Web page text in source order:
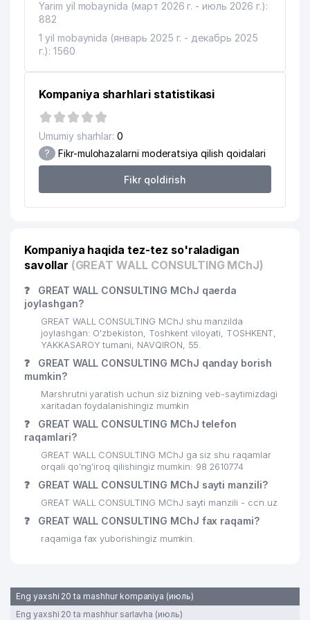
17
18 ELEKTRTARMOQQURILISH AJ
M.ULUG'BEK NOMLI TOSHKENT
XALQARO MAKTABI
21
ТАШКЕНТСКОЕ ГОРОДСКОЕ
ТЕРРИТОРИАЛЬНОЕ
ЭКСПЛУАТАЦИОННОЕ BIRLASHMASI
626 м
22 ART VITRAJ MChJ 642 м
24 DIAMOND TOURS MChJ 660 м
25
JET'AIME CLASSIC XUSUSIY
KORXONASI
26 ANTI-KORROZIYA SERVICE MChJ 699 м
27 ORKHIDEYEVS MChJ 718 м
28
SANOAT INSTITUTI
719 м
29 TASHELEKTRONIK MChJ
30 VET-PROFI MChJ 735 м
31 GARANT TRAVEL MChJ 738 м
32 PREMIUM COFFEE PROJECT MChJ 742 м
PROMOTION MChJ
35
INTERNATIONAL LOGISTIC SERVICE
MChJ
Yarim yil mobaynida (март 2026 г. - июль 2026 г.):
882
1 yil mobaynida (январь 2025 г. - декабрь 2025
г.): 1560
Kompaniya sharhlari statistikasi
Umumiy sharhlar: 0
? Fikr-mulohazalarni moderatsiya qilish qoidalari
Fikr qoldirish
Kompaniya haqida tez-tez so'raladigan
savollar (GREAT WALL CONSULTING MChJ)
❓
GREAT WALL CONSULTING MChJ qaerda
joylashgan?
GREAT WALL CONSULTING MChJ shu manzilda
joylashgan: O'zbekiston, Toshkent viloyati, TOSHKENT,
YAKKASAROY tumani, NAVQIRON, 55.
❓
GREAT WALL CONSULTING MChJ qanday borish
mumkin?
Marshrutni yaratish uchun siz bizning veb-saytimizdagi
xaritadan foydalanishingiz mumkin
❓
GREAT WALL CONSULTING MChJ telefon
raqamlari?
GREAT WALL CONSULTING MChJ ga siz shu raqamlar
orqali qo’ng’iroq qilishingiz mumkin: 98 2610774
❓ GREAT WALL CONSULTING MChJ sayti manzili?
GREAT WALL CONSULTING MChJ sayti manzili - ccn.uz
❓ GREAT WALL CONSULTING MChJ fax raqami?
raqamiga fax yuborishingiz mumkin.
Eng yaxshi 20 ta mashhur kompaniya (июль)
Eng yaxshi 20 ta mashhur sarlavha (июль)